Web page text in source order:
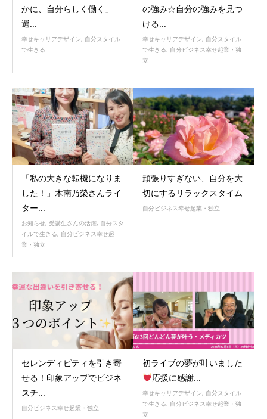
かに、自分らしく働く」
選...
幸せキャリアデザイン, 自分スタイル
で生きる
の強み☆自分の強みを見つ
ける...
幸せキャリアデザイン, 自分スタイル
で生きる, 自分ビジネス幸せ起業・独
立
「私の大きな転機になりま
した！」木南乃榮さんライ
ター...
お知らせ, 受講生さんの活躍, 自分スタ
イルで生きる, 自分ビジネス幸せ起
業・独立
頑張りすぎない、自分を大
切にするリラックスタイム
自分ビジネス幸せ起業・独立
セレンディピティを引き寄
せる！印象アップでビジネ
スチ...
自分ビジネス幸せ起業・独立
初ライブの夢が叶いました
応援に感謝...
幸せキャリアデザイン, 自分スタイル
で生きる, 自分ビジネス幸せ起業・独
立